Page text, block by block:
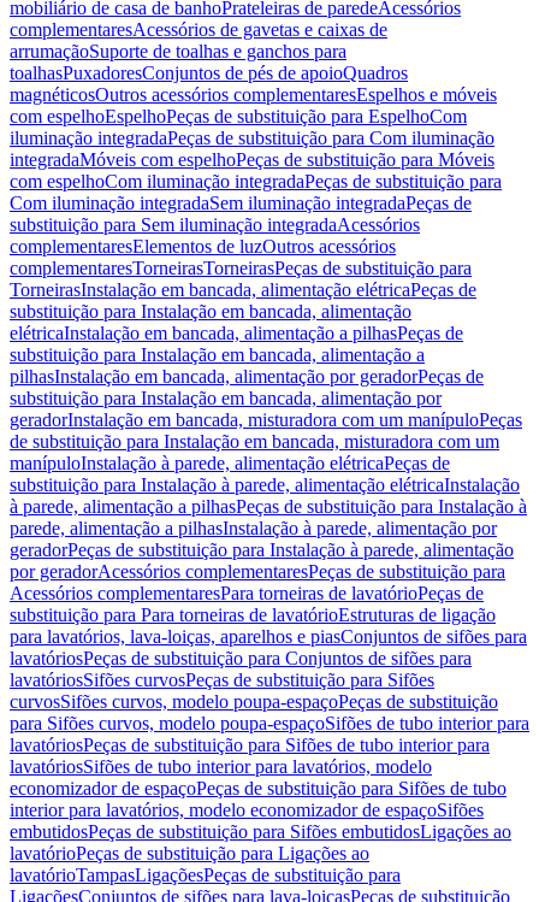
mobiliário de casa de banhoPrateleiras de paredeAcessórios
complementaresAcessórios de gavetas e caixas de
arrumaçãoSuporte de toalhas e ganchos para
toalhasPuxadoresConjuntos de pés de apoioQuadros
magnéticosOutros acessórios complementaresEspelhos e móveis
com espelhoEspelhoPeças de substituição para EspelhoCom
iluminação integradaPeças de substituição para Com iluminação
integradaMóveis com espelhoPeças de substituição para Móveis
com espelhoCom iluminação integradaPeças de substituição para
Com iluminação integradaSem iluminação integradaPeças de
substituição para Sem iluminação integradaAcessórios
complementaresElementos de luzOutros acessórios
complementaresTorneirasTorneirasPeças de substituição para
TorneirasInstalação em bancada, alimentação elétricaPeças de
substituição para Instalação em bancada, alimentação
elétricaInstalação em bancada, alimentação a pilhasPeças de
substituição para Instalação em bancada, alimentação a
pilhasInstalação em bancada, alimentação por geradorPeças de
substituição para Instalação em bancada, alimentação por
geradorInstalação em bancada, misturadora com um manípuloPeças
de substituição para Instalação em bancada, misturadora com um
manípuloInstalação à parede, alimentação elétricaPeças de
substituição para Instalação à parede, alimentação elétricaInstalação
à parede, alimentação a pilhasPeças de substituição para Instalação à
parede, alimentação a pilhasInstalação à parede, alimentação por
geradorPeças de substituição para Instalação à parede, alimentação
por geradorAcessórios complementaresPeças de substituição para
Acessórios complementaresPara torneiras de lavatórioPeças de
substituição para Para torneiras de lavatórioEstruturas de ligação
para lavatórios, lava-loiças, aparelhos e piasConjuntos de sifões para
lavatóriosPeças de substituição para Conjuntos de sifões para
lavatóriosSifões curvosPeças de substituição para Sifões
curvosSifões curvos, modelo poupa-espaçoPeças de substituição
para Sifões curvos, modelo poupa-espaçoSifões de tubo interior para
lavatóriosPeças de substituição para Sifões de tubo interior para
lavatóriosSifões de tubo interior para lavatórios, modelo
economizador de espaçoPeças de substituição para Sifões de tubo
interior para lavatórios, modelo economizador de espaçoSifões
embutidosPeças de substituição para Sifões embutidosLigações ao
lavatórioPeças de substituição para Ligações ao
lavatórioTampasLigaçõesPeças de substituição para
LigaçõesConjuntos de sifões para lava-loiçasPeças de substituição